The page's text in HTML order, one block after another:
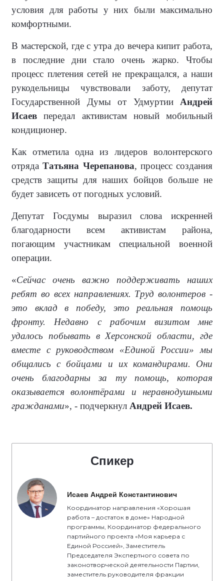
условия для работы у них были максимально
комфортными.
В мастерской, где с утра до вечера кипит работа,
в последние дни стало очень жарко. Чтобы
процесс плетения сетей не прекращался, а наши
рукодельницы чувствовали заботу, депутат
Государственной Думы от Удмуртии Андрей
Исаевпередал активистам новый мобильный
кондиционер.
Как отметила одна из лидеров волонтерского
отрядаТатьяна Черепанова, процесс создания
средств защиты для наших бойцов больше не
будет зависеть от погодных условий.
Депутат Госдумы выразил слова искренней
благодарности всем активистам района,
погающим участникам специальной военной
операции.
«Сейчас очень важно поддерживать наших
ребят во всех направлениях. Труд волонтеров -
это вклад в победу, это реальная помощь
фронту. Недавно с рабочим визитом мне
удалось побывать в Херсонской области, где
вместе с руководством «Единой России» мы
общались с бойцами и их командирами. Они
очень благодарны за ту помощь, которая
оказывается волонтёрами и неравнодушными
гражданами», - подчеркнул Андрей Исаев.
Спикер
Исаев Андрей Константинович
Координатор направления «Хорошая
работа – достаток в доме» Народной
программы, Координатор федерального
партийного проекта «Моя карьера с
Единой Россией», Заместитель
Председателя Экспертного совета по
законотворческой деятельности Партии,
заместитель руководителя фракции